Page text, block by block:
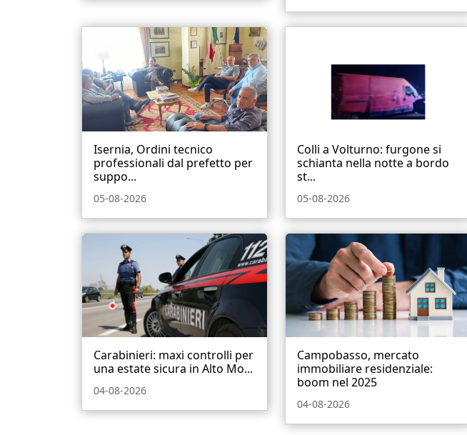
Isernia, Ordini tecnico
professionali dal prefetto per
suppo...
05-08-2026
Colli a Volturno: furgone si
schianta nella notte a bordo
st...
05-08-2026
Carabinieri: maxi controlli per
una estate sicura in Alto Mo...
04-08-2026
Campobasso, mercato
immobiliare residenziale:
boom nel 2025
04-08-2026